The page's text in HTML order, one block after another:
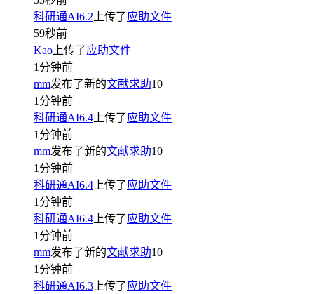
科研通AI6.2 上传了应助文件
59秒前
Kao 上传了应助文件
1分钟前
mm发布了新的文献求助10
1分钟前
科研通AI6.4 上传了应助文件
1分钟前
mm发布了新的文献求助10
1分钟前
科研通AI6.4 上传了应助文件
1分钟前
科研通AI6.4 上传了应助文件
1分钟前
mm发布了新的文献求助10
1分钟前
科研通AI6.3 上传了应助文件